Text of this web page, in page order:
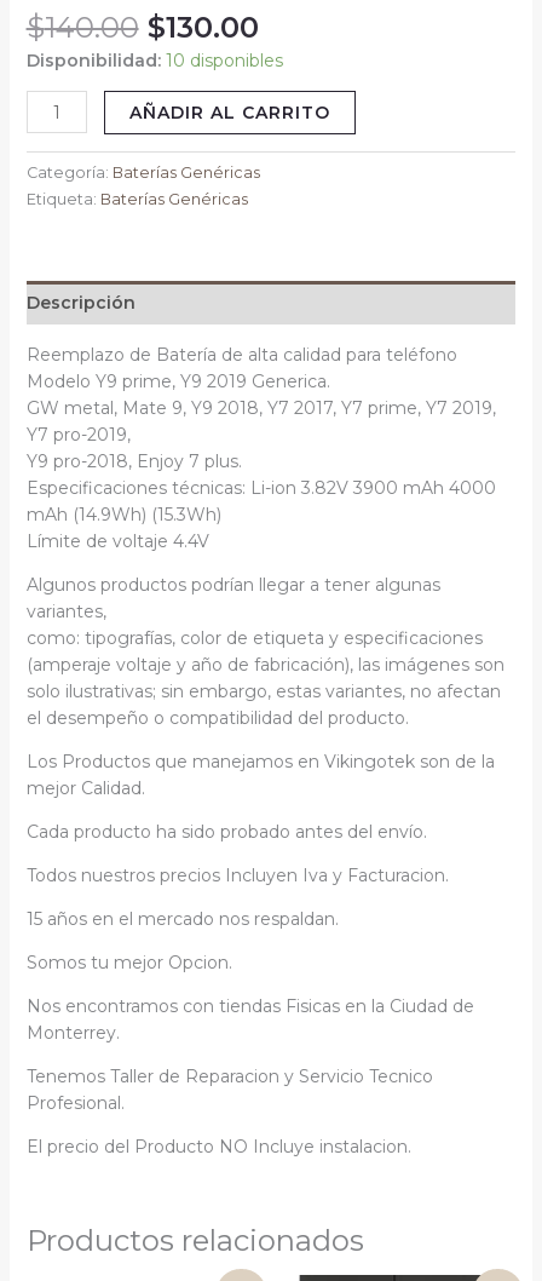
$140.00 $130.00
Disponibilidad: 10 disponibles
cantidad
AÑADIR AL CARRITO
Categoría: Baterías Genéricas
Etiqueta: Baterías Genéricas
Descripción
Reemplazo de Batería de alta calidad para teléfono
Modelo Y9 prime, Y9 2019 Generica.
GW metal, Mate 9, Y9 2018, Y7 2017, Y7 prime, Y7 2019,
Y7 pro-2019,
Y9 pro-2018, Enjoy 7 plus.
Especificaciones técnicas: Li-ion 3.82V 3900 mAh 4000
mAh (14.9Wh) (15.3Wh)
Límite de voltaje 4.4V
Algunos productos podrían llegar a tener algunas
variantes,
como: tipografías, color de etiqueta y especificaciones
(amperaje voltaje y año de fabricación), las imágenes son
solo ilustrativas; sin embargo, estas variantes, no afectan
el desempeño o compatibilidad del producto.
Los Productos que manejamos en Vikingotek son de la
mejor Calidad.
Cada producto ha sido probado antes del envío.
Todos nuestros precios Incluyen Iva y Facturacion.
15 años en el mercado nos respaldan.
Somos tu mejor Opcion.
Nos encontramos con tiendas Fisicas en la Ciudad de
Monterrey.
Tenemos Taller de Reparacion y Servicio Tecnico
Profesional.
El precio del Producto NO Incluye instalacion.
Productos relacionados